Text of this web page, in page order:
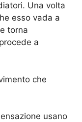
Una volta
esso vada a
torna
a
che
usano